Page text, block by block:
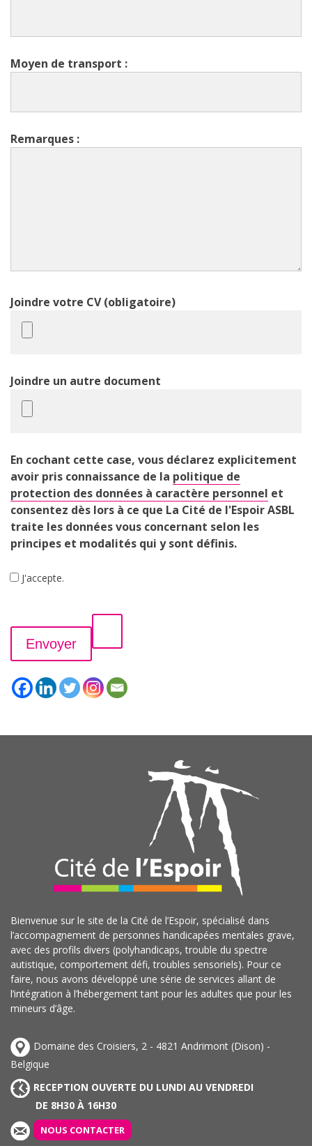
Moyen de transport :
Remarques :
Joindre votre CV (obligatoire)
Joindre un autre document
En cochant cette case, vous déclarez explicitement
avoir pris connaissance de la politique de
protection des données à caractère personnel et
consentez dès lors à ce que La Cité de l'Espoir ASBL
traite les données vous concernant selon les
principes et modalités qui y sont définis.
J'accepte.
Bienvenue sur le site de la Cité de l’Espoir, spécialisé dans
l’accompagnement de personnes handicapées mentales grave,
avec des profils divers (polyhandicaps, trouble du spectre
autistique, comportement défi, troubles sensoriels). Pour ce
faire, nous avons développé une série de services allant de
l’intégration à l’hébergement tant pour les adultes que pour les
mineurs d’âge.
Domaine des Croisiers, 2 - 4821 Andrimont (Dison) -
Belgique
RECEPTION OUVERTE DU LUNDI AU VENDREDI
DE 8H30 À 16H30
NOUS CONTACTER